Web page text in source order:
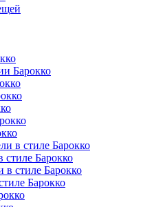
Барокко
в стиле Барокко
Барокко
в стиле Барокко
Барокко